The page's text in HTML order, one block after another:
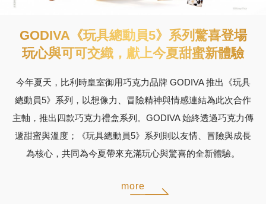
GODIVA《玩具總動員5》系列驚喜登場
玩心與可可交織，獻上今夏甜蜜新體驗
今年夏天，比利時皇室御用巧克力品牌 GODIVA 推出《玩具
總動員5》系列，以想像力、冒險精神與情感連結為此次合作
主軸，推出四款巧克力禮盒系列。GODIVA 始終透過巧克力傳
遞甜蜜與溫度；《玩具總動員5》系列則以友情、冒險與成長
為核心，共同為今夏帶來充滿玩心與驚喜的全新體驗。
more